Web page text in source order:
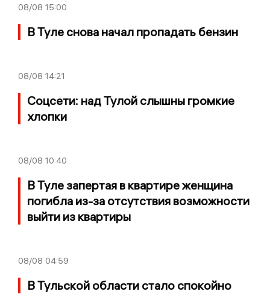
08/08 15:00
В Туле снова начал пропадать бензин
08/08 14:21
Соцсети: над Тулой слышны громкие
хлопки
08/08 10:40
В Туле запертая в квартире женщина
погибла из-за отсутствия возможности
выйти из квартиры
08/08 04:59
В Тульской области стало спокойно